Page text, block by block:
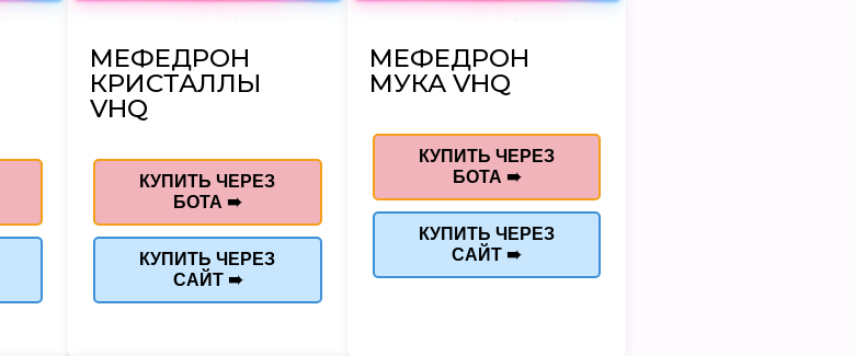
МЕФЕДРОН
КРИСТАЛЛЫ
VHQ
КУПИТЬ ЧЕРЕЗ
БОТА ➠
КУПИТЬ ЧЕРЕЗ
САЙТ ➠
МЕФЕДРОН
МУКА VHQ
КУПИТЬ ЧЕРЕЗ
БОТА ➠
КУПИТЬ ЧЕРЕЗ
САЙТ ➠